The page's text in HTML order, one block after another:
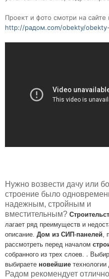
Проект и фото смотри на
http://радом.com/obekty/
Нужно возвести дачу или
строение было
надежным, стройным и
вместительным?
лагает ряд преимуществ и
описание. Дом из СИП-панелей,
рассмотреть перед началом
собранного из трех слоев. .
выбираете новейшие
Радом рекомендует